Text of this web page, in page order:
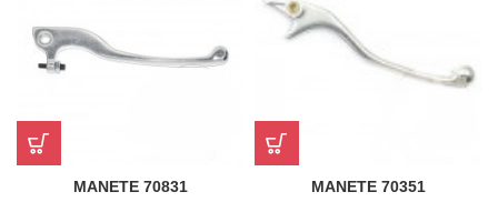
MANETE 70831 MANETE 70351